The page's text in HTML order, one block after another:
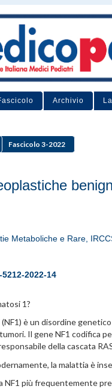
Archivio
Fascicolo 3-2022
Metaboliche e Rare,
5212-2022-14
1?
è un disordine
Il gene NF1 codifica
della cascata
la malattia è
NF1 più frequentemente